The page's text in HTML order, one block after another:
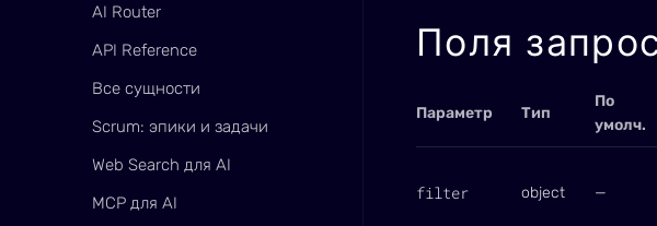
AI Router
API Reference
Все сущности
Scrum: эпики и задачи
Web Search для AI
MCP для AI
Поля
Параметр Тип
По
умолч.
filter object —